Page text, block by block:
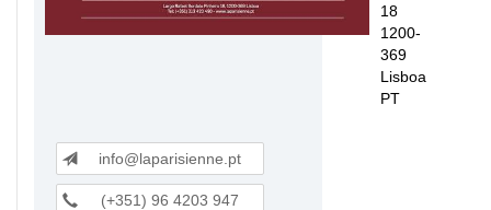
18
1200-
369
Lisboa
PT
info@laparisienne.pt
(+351) 96 4203 947